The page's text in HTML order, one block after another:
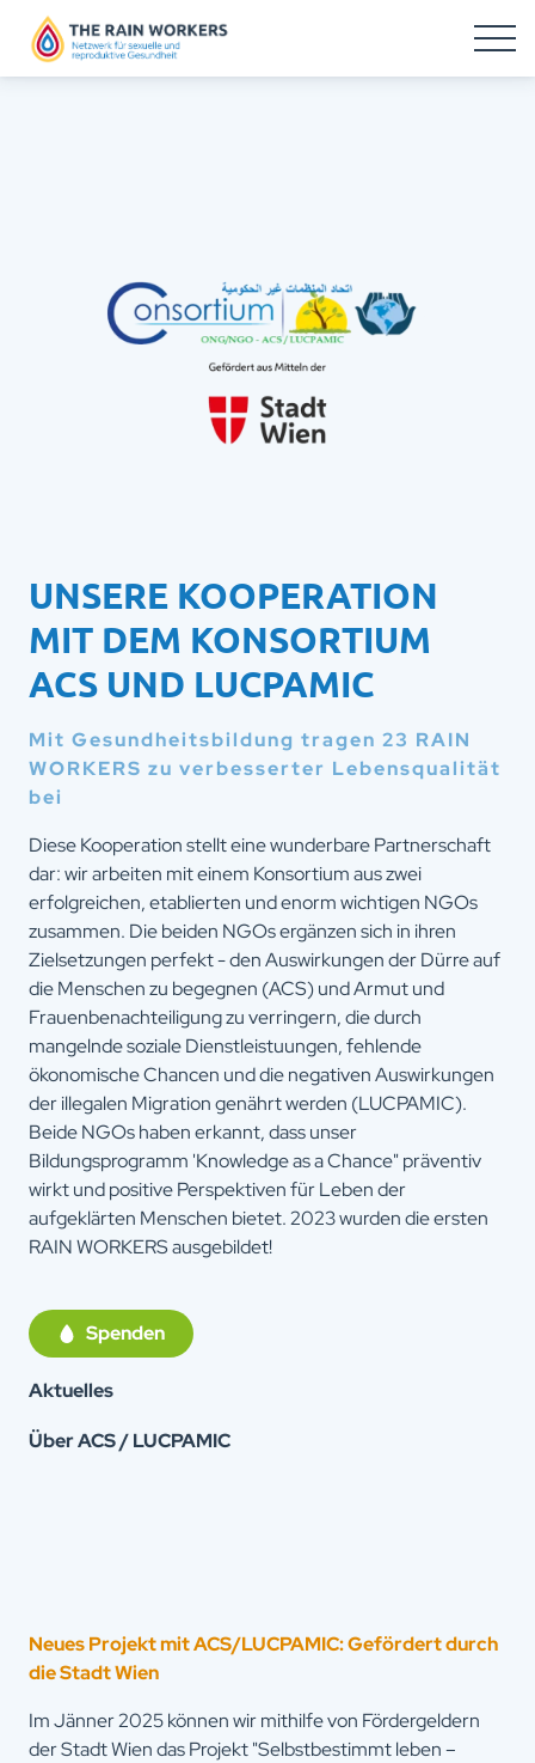
UNSERE KOOPERATION
MIT DEM KONSORTIUM
ACS UND LUCPAMIC
Mit Gesundheitsbildung tragen 23 RAIN
WORKERS zu verbesserter Lebensqualität
bei
Diese Kooperation stellt eine wunderbare Partnerschaft
dar: wir arbeiten mit einem Konsortium aus zwei
erfolgreichen, etablierten und enorm wichtigen NGOs
zusammen. Die beiden NGOs ergänzen sich in ihren
Zielsetzungen perfekt - den Auswirkungen der Dürre auf
die Menschen zu begegnen (ACS) und Armut und
Frauenbenachteiligung zu verringern, die durch
mangelnde soziale Dienstleistuungen, fehlende
ökonomische Chancen und die negativen Auswirkungen
der illegalen Migration genährt werden (LUCPAMIC).
Beide NGOs haben erkannt, dass unser
Bildungsprogramm 'Knowledge as a Chance" präventiv
wirkt und positive Perspektiven für Leben der
aufgeklärten Menschen bietet. 2023 wurden die ersten
RAIN WORKERS ausgebildet!
Spenden
Aktuelles
Über ACS / LUCPAMIC
Neues Projekt mit ACS/LUCPAMIC: Gefördert durch
die Stadt Wien
Im Jänner 2025 können wir mithilfe von Fördergeldern
der Stadt Wien das Projekt "Selbstbestimmt leben –